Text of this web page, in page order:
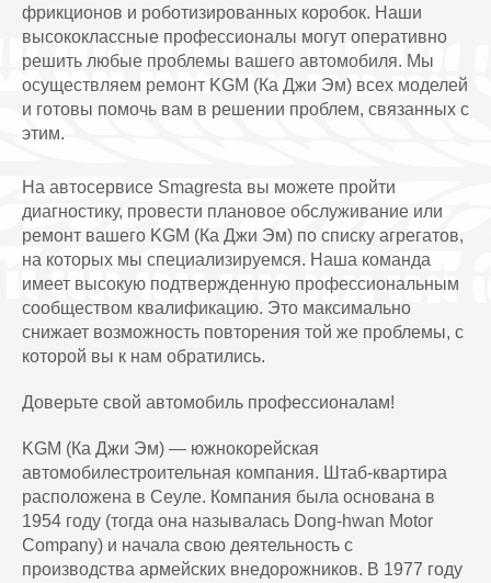
фрикционов и роботизированных коробок. Наши
высококлассные профессионалы могут оперативно
решить любые проблемы вашего автомобиля. Мы
осуществляем ремонт KGM (Ка Джи Эм) всех моделей
и готовы помочь вам в решении проблем, связанных с
этим.
На автосервисе Smagresta вы можете пройти
диагностику, провести плановое обслуживание или
ремонт вашего KGM (Ка Джи Эм) по списку агрегатов,
на которых мы специализируемся. Наша команда
имеет высокую подтвержденную профессиональным
сообществом квалификацию. Это максимально
снижает возможность повторения той же проблемы, с
которой вы к нам обратились.
Доверьте свой автомобиль профессионалам!
KGM (Ка Джи Эм) — южнокорейская
автомобилестроительная компания. Штаб-квартира
расположена в Сеуле. Компания была основана в
1954 году (тогда она называлась Dong-hwan Motor
Company) и начала свою деятельность с
производства армейских внедорожников. В 1977 году